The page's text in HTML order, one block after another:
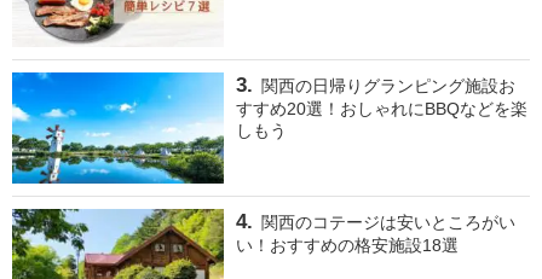
関西の日帰りグランピング施設お
すすめ20選！おしゃれにBBQなどを楽
しもう
関西のコテージは安いところがい
い！おすすめの格安施設18選